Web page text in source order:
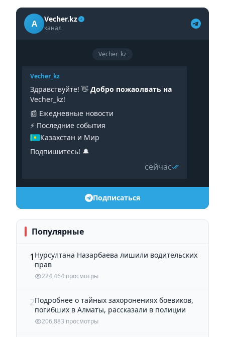
A Vecher.kz
канал
Vecher_kz
Vecher_kz
Здравствуйте! 👋 Добро пожаолвать на
Vecher_kz!
📰 Ежедневные новости
⚡️ Последние события
Казахстан и Мир
Подпишитесь! 🔔
сейчас
Подписаться
Популярные
1 Нурсултана Назарбаева лишили водительских
прав
224,464 просмотры
2Подробнее о тайных захоронениях боевиков,
погибших в Алматы, рассказали в полиции
206,883 просмотры